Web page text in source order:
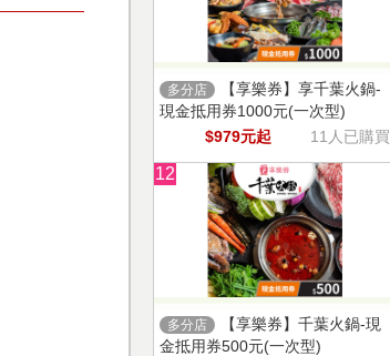
多分店
【享樂券】享千葉火鍋-
現金抵用券1000元(一次型)
$979元起
11人已購買
12
多分店
【享樂券】千葉火鍋-現
金抵用券500元(一次型)